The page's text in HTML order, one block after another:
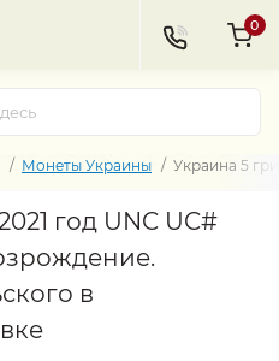
0
Монеты Украины Украина 5
год UNC UC#
в